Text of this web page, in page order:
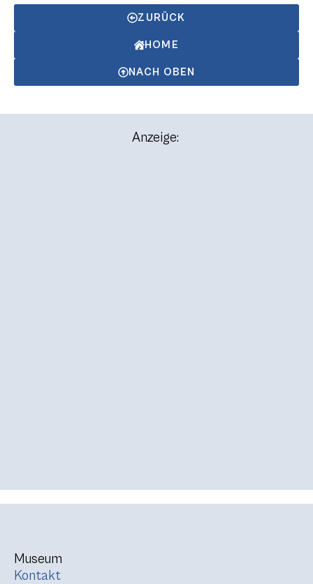
ZURÜCK
HOME
NACH OBEN
Anzeige:
Museum
Kontakt